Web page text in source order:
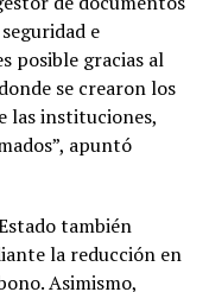
e
posible gracias al
se crearon los
las instituciones,
apuntó
también
la reducción en
Asimismo,